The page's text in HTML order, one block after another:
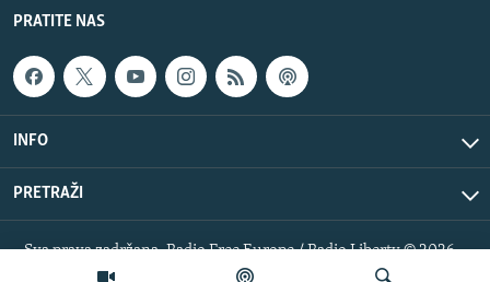
PRATITE NAS
INFO
PRETRAŽI
Sva prava zadržana. Radio Free Europe / Radio Liberty © 2026
RFE/RL, Inc.